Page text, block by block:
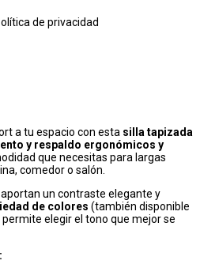
de privacidad
a tu espacio con esta silla tapizada
y respaldo ergonómicos y
que necesitas para largas
comedor o salón.
aportan un contraste elegante y
de colores (también disponible
permite elegir el tono que mejor se